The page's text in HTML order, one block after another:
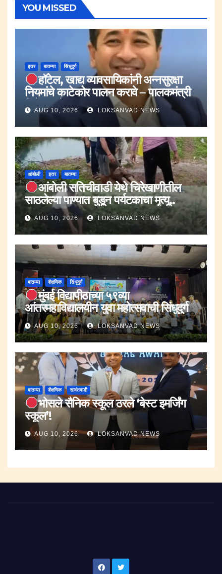
YOU MISSED
इतर बातम्या सिंधुदुर्ग
हॉटेल, खाद्य व्यावसायिकांनी अन्नसुरक्षा
नियमांचे काटेकोर पालन करावे – पालकमंत्री
नितेश राणे.
AUG 10, 2026 LOKSANVAD NEWS
आंबोली इतर बातम्या
आंबोली सतिचीवाडी येथे चिरेखाणीतील
साठलेल्या पाण्यात बुडून पर्यटकाचा मृत्यू..
AUG 10, 2026 LOKSANVAD NEWS
बातम्या शैक्षणिक सिंधुदुर्ग
मुंबई विद्यापीठाच्या ५९व्या
आंतरमहाविद्यालयीन युवा महोत्सवाची सिंधुदुर्ग
विभागीय फेरी उत्साहात.
AUG 10, 2026 LOKSANVAD NEWS
बातम्या शैक्षणिक सावंतवाडी
भोसले सैनिक स्कूल ठरले ‘बेस्ट इमर्जिंग
स्कूल’!
AUG 10, 2026 LOKSANVAD NEWS